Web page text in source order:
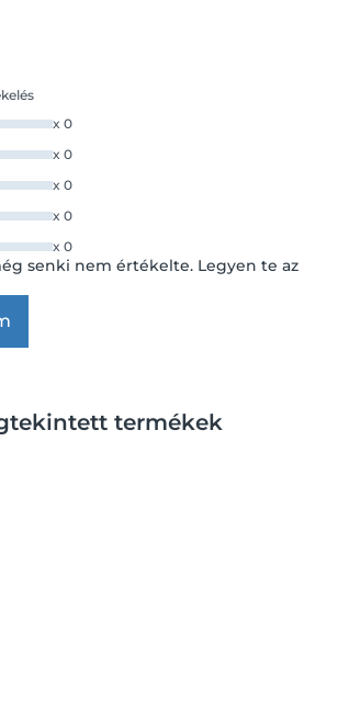
x 0
x 0
x 0
x 0
x 0
senki nem értékelte. Legyen te az
termékek